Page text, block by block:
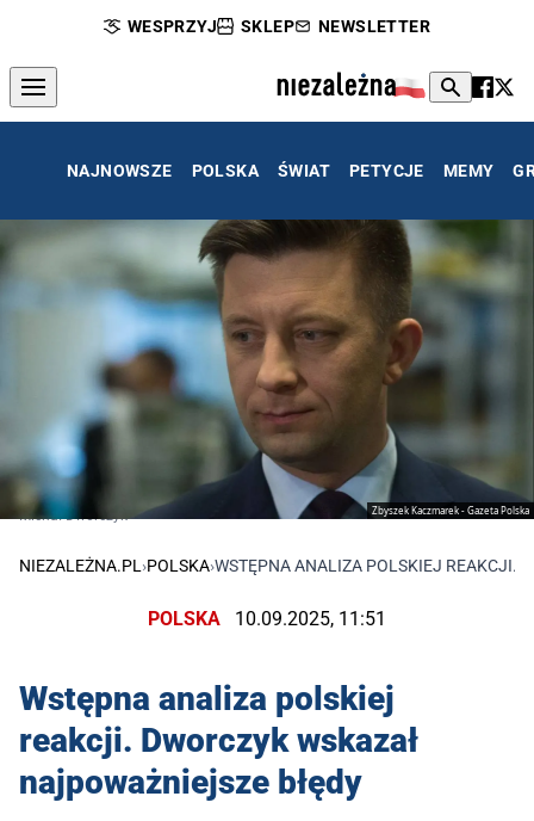
WESPRZYJ SKLEP NEWSLETTER
NAJNOWSZE POLSKA ŚWIAT PETYCJE MEMY
Zbyszek Kaczmarek - Gazeta Polska
Michał Dworczyk
NIEZALEŻNA.PL ›POLSKA›WSTĘPNA ANALIZA POLSKIEJ REAKCJI.
POLSKA 10.09.2025, 11:51
Wstępna analiza polskiej
reakcji. Dworczyk wskazał
najpoważniejsze błędy